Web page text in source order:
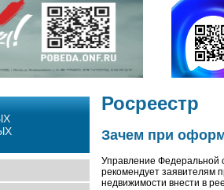
Росреестр
Зачем при
Управление Федеральной
рекомендует заявителям
недвижимости внести в